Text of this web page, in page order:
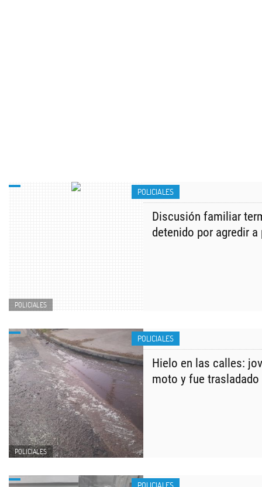
POLICIALES
POLICIALES
Discusión familiar
detenido por agredir
POLICIALES
POLICIALES
​Hielo en las calles:
moto y fue